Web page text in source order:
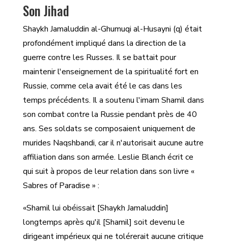
Son Jihad
Shaykh Jamaluddin al-Ghumuqi al-Husayni (q) était
profondément impliqué dans la direction de la
guerre contre les Russes. Il se battait pour
maintenir l'enseignement de la spiritualité fort en
Russie, comme cela avait été le cas dans les
temps précédents. Il a soutenu l'imam Shamil dans
son combat contre la Russie pendant près de 40
ans. Ses soldats se composaient uniquement de
murides Naqshbandi, car il n'autorisait aucune autre
affiliation dans son armée. Leslie Blanch écrit ce
qui suit à propos de leur relation dans son livre «
Sabres of Paradise » :
«Shamil lui obéissait [Shaykh Jamaluddin]
longtemps après qu'il [Shamil] soit devenu le
dirigeant impérieux qui ne tolérerait aucune critique